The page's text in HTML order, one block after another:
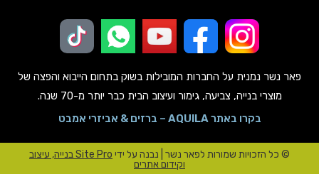
פאר נשר נמנית על החברות המובילות בשוק בתחום הייבוא והפצה של
מוצרי בנייה, צביעה, גימור ועיצוב הבית כבר יותר מ-70 שנה.
בקרו באתר AQUILA – ברזים & אביזרי אמבט
© כל הזכויות שמורות לפאר נשר | נבנה על ידי
Site Pro בנייה, עיצוב
וקידום אתרים